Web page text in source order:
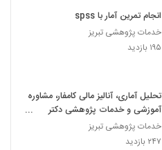
انجام تمرین آمار با spss
خدمات پژوهشی تبریز
۱۹۵ بازدید
تحلیل آماری، آنالیز مالی کامفار، مشاوره
آموزشی و خدمات پژوهشی دکتر
شهنوازی
خدمات پژوهشی تبریز
۲۴۷ بازدید